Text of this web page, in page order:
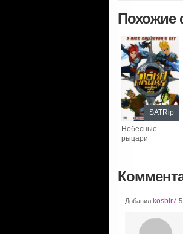
Небесные
рыцари
SATRip
Добавил kosblr7